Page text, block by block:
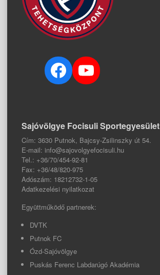
Facebook
YouTube
Sajóvölgye Focisuli Sportegyesület
Cím: 3630 Putnok, Bajcsy-Zsilinszky út 54.
E-mail: info@sajovolgyefocisuli.hu
Tel.: +36/70/454-92-81
Fax: +36/48/820-975
Adószám: 18212732-1-05
Adatkezelési nyilatkozat
Együttműködő partnerek:
DVTK
Putnok FC
Ózd-Sajóvölgye
Puskás Ferenc Labdarúgó Akadémia